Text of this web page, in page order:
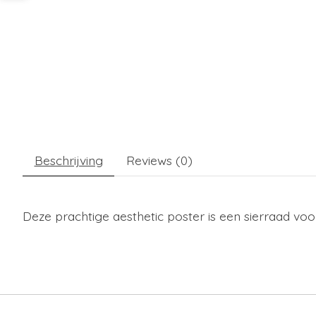
Beschrijving Reviews (0)
Deze prachtige aesthetic poster is een sierraad